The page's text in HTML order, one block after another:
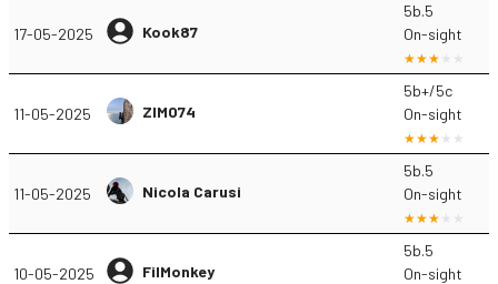
17-05-2025 Kook87
5b.5
On-sight
11-05-2025 ZIMO74
5b+/5c
On-sight
11-05-2025 Nicola Carusi
5b.5
On-sight
10-05-2025 FilMonkey
5b.5
On-sight